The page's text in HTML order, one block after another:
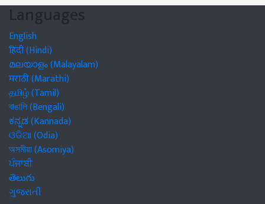
Languages
English
हिंदी (Hindi)
മലയാളം (Malayalam)
मराठी (Marathi)
தமிழ் (Tamil)
বাঙালি (Bengali)
ಕನ್ನಡ (Kannada)
ଓଡିଆ (Odia)
অসমীয়া (Asomiya)
ਪੰਜਾਬੀ
తెలుగు
ગુજરાતી